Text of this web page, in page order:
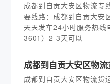
成都到自贡大安区物流专
要线路：成都到自贡大安
天天发车24小时服务热
3601）2-3天可以
成都到自贡大安区物
成都到自贡大安区物流货